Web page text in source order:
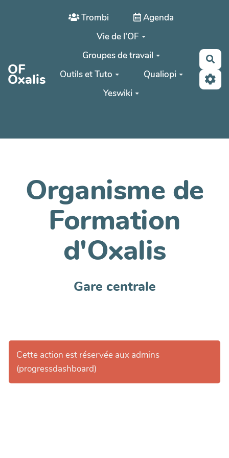
Aller au contenu principal
OF
Oxalis
Trombi
Agenda
Vie de l'OF
Groupes de travail
Outils et Tuto
Qualiopi
Yeswiki
Organisme de
Formation
d'Oxalis
Gare centrale
Cette action est réservée aux admins
(progressdashboard)